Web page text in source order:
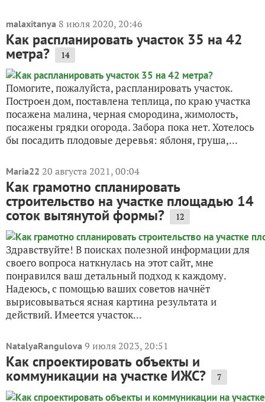
malaxitanya 8 июля 2020, 20:46
Как распланировать участок 35 на 42
метра? 14
Помогите, пожалуйста, распланировать участок.
Построен дом, поставлена теплица, по краю участка
посажена малина, черная смородина, жимолость,
посажены грядки огорода. Забора пока нет. Хотелось
бы посадить плодовые деревья: яблоня, груша,...
Maria22 20 августа 2021, 00:04
Как грамотно спланировать
строительство на участке площадью 14
соток вытянутой формы? 12
Здравствуйте! В поисках полезной информации для
своего вопроса наткнулась на этот сайт, мне
понравился ваш детальный подход к каждому.
Надеюсь, с помощью ваших советов начнёт
вырисовываться ясная картина результата и
действий. Имеется участок...
NatalyaRangulova 9 июля 2023, 20:51
Как спроектировать объекты и
коммуникации на участке ИЖС? 7